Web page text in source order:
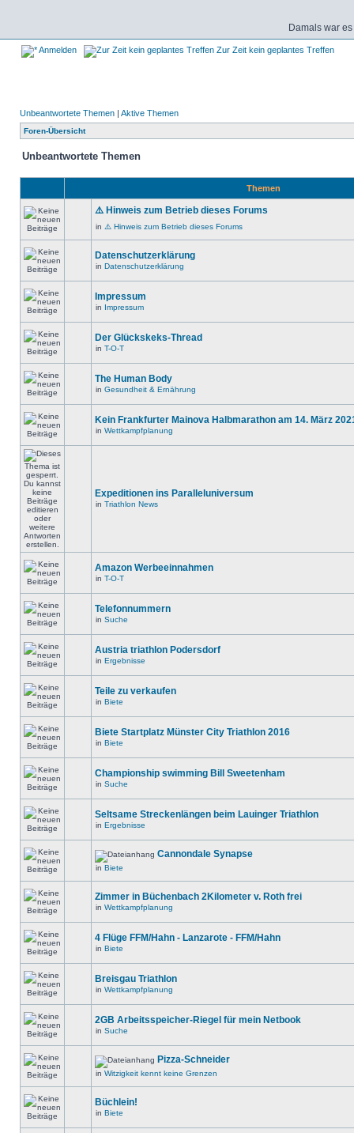
Damals war
Anmelden Zur Zeit kein geplantes Treffen
Unbeantwortete Themen | Aktive Themen
Foren-Übersicht
Unbeantwortete Themen
Themen
⚠️ Hinweis zum Betrieb dieses Forums
in ⚠️ Hinweis zum Betrieb dieses Forums
Datenschutzerklärung
in Datenschutzerklärung
Impressum
in Impressum
Der Glückskeks-Thread
in T-O-T
The Human Body
in Gesundheit & Ernährung
Kein Frankfurter Mainova Halbmarathon am 14. März
in Wettkampfplanung
Expeditionen ins Paralleluniversum
in Triathlon News
Amazon Werbeeinnahmen
in T-O-T
Telefonnummern
in Suche
Austria triathlon Podersdorf
in Ergebnisse
Teile zu verkaufen
in Biete
Biete Startplatz Münster City Triathlon 2016
in Biete
Championship swimming Bill Sweetenham
in Suche
Seltsame Streckenlängen beim Lauinger Triathlon
in Ergebnisse
Cannondale Synapse
in Biete
Zimmer in Büchenbach 2Kilometer v. Roth frei
in Wettkampfplanung
4 Flüge FFM/Hahn - Lanzarote - FFM/Hahn
in Biete
Breisgau Triathlon
in Wettkampfplanung
2GB Arbeitsspeicher-Riegel für mein Netbook
in Suche
Pizza-Schneider
in Witzigkeit kennt keine Grenzen
Büchlein!
in Biete